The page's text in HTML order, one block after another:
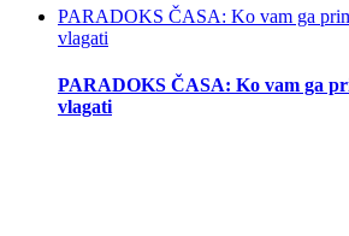
PARADOKS ČASA: Ko vam ga
vlagati
PARADOKS ČASA: Ko vam ga
vlagati